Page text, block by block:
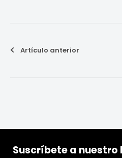
Artículo anterior
Suscríbete a